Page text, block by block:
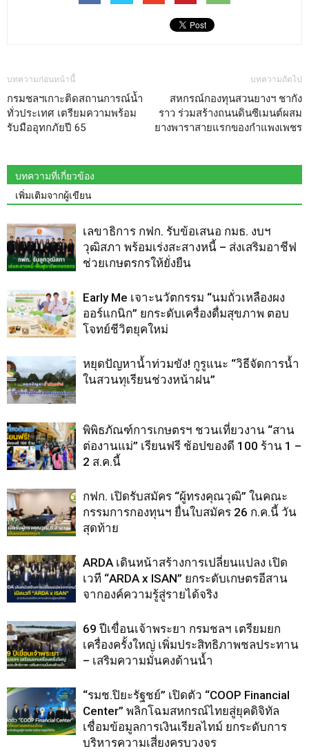
บทความก่อนหน้านี้
กรมชลฯเกาะติดสถานการณ์น้ำ
ทั่วประเทศ เตรียมความพร้อม
รับมืออุทกภัยปี 65
บทความถัดไป
สหกรณ์กองทุนสวนยางฯ ชากัง
ราว ร่วมสร้างถนนดินซีเมนต์ผสม
ยางพาราสายแรกของกำแพงเพชร
บทความที่เกี่ยวข้อง
เพิ่มเติมจากผู้เขียน
เลขาธิการ กฟก. รับข้อเสนอ กมธ. งบฯ
วุฒิสภา พร้อมเร่งสะสางหนี้ – ส่งเสริมอาชีฟ
ช่วยเกษตรกรให้ยั่งยืน
Early Me เจาะนวัตกรรม “นมถั่วเหลืองผง
ออร์แกนิก” ยกระดับเครื่องดื่มสุขภาพ ตอบ
โจทย์ชีวิตยุคใหม่
หยุดปัญหาน้ำท่วมขัง! กูรูแนะ “วิธีจัดการน้ำ
ในสวนทุเรียนช่วงหน้าฝน”
พิพิธภัณฑ์การเกษตรฯ ชวนเที่ยวงาน “สาน
ต่องานแม่” เรียนฟรี ช้อปของดี 100 ร้าน 1 –
2 ส.ค.นี้
กฟก. เปิดรับสมัคร “ผู้ทรงคุณวุฒิ” ในคณะ
กรรมการกองทุนฯ ยื่นใบสมัคร 26 ก.ค.นี้ วัน
สุดท้าย
ARDA เดินหน้าสร้างการเปลี่ยนแปลง เปิด
เวที “ARDA x ISAN” ยกระดับเกษตรอีสาน
จากองค์ความรู้สู่รายได้จริง
69 ปีเขื่อนเจ้าพระยา กรมชลฯ เตรียมยก
เครื่องครั้งใหญ่ เพิ่มประสิทธิภาพชลประทาน
– เสริมความมั่นคงด้านน้ำ
“รมช.ปิยะรัฐชย์” เปิดตัว “COOP Financial
Center” พลิกโฉมสหกรณ์ไทยสู่ยุคดิจิทัล
เชื่อมข้อมูลการเงินเรียลไทม์ ยกระดับการ
บริหารความเสี่ยงครบวงจร